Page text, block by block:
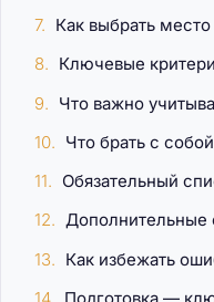
Как выбрать
Ключевые
Что важно
Что брать с
Обязательный
Дополнительные
Как избежать